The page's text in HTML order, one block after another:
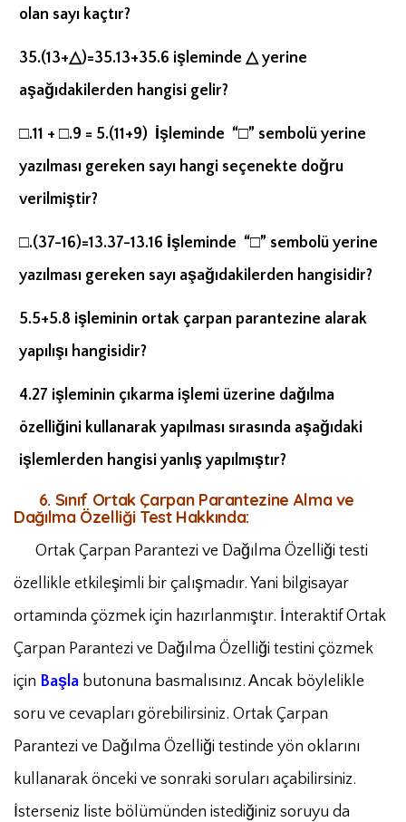
olan sayı kaçtır?
35.(13+△)=35.13+35.6 işleminde △ yerine
aşağıdakilerden hangisi gelir?
□.11 + □.9 = 5.(11+9) İşleminde “□” sembolü yerine
yazılması gereken sayı hangi seçenekte doğru
verilmiştir?
□.(37-16)=13.37-13.16 İşleminde “□” sembolü yerine
yazılması gereken sayı aşağıdakilerden hangisidir?
5.5+5.8 işleminin ortak çarpan parantezine alarak
yapılışı hangisidir?
4.27 işleminin çıkarma işlemi üzerine dağılma
özelliğini kullanarak yapılması sırasında aşağıdaki
işlemlerden hangisi yanlış yapılmıştır?
6. Sınıf Ortak Çarpan Parantezine Alma ve
Dağılma Özelliği Test Hakkında:
Ortak Çarpan Parantezi ve Dağılma Özelliği testi
özellikle etkileşimli bir çalışmadır. Yani bilgisayar
ortamında çözmek için hazırlanmıştır. İnteraktif Ortak
Çarpan Parantezi ve Dağılma Özelliği testini çözmek
için Başla butonuna basmalısınız. Ancak böylelikle
soru ve cevapları görebilirsiniz. Ortak Çarpan
Parantezi ve Dağılma Özelliği testinde yön oklarını
kullanarak önceki ve sonraki soruları açabilirsiniz.
İsterseniz liste bölümünden istediğiniz soruyu da